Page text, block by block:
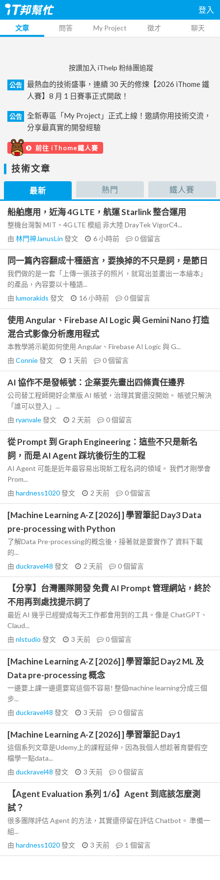
登入
文章 問答 My Project 徵才 聊天
按讚加入 iThelp 粉絲團追蹤
公告
最熱血的技術盛事，連續 30 天的修煉【2026 iThome 鐵
人賽】8 月 1 日賽事正式開啟！
公告
全新專區「My Project」正式上線！邀請你用技術交流，
分享最真實的開發經驗
前往 iThome鐵人賽
技術文章
最新 熱門 鐵人賽
船舶應用，近海 4G LTE，航運 Starlink 整合運用
整機台灣製 MIT，4G LTE 模組 非大陸 DrayTek VigorC4...
由 林門神JanusLin 發文 6 小時前 0個留言
同一篇內容翻成十種語言，要換掉的不只是詞，是節日
我們做的是一套「上傳一張孩子的照片，就寫出並畫出一本繪本」
的產品，內容要以十種語...
由 lumorakids 發文 16 小時前 0個留言
使用 Angular、Firebase AI Logic 與 Gemini Nano 打造
混合式影像分析應用程式
本教學將示範如何使用 Angular、Firebase AI Logic 與 G...
由 Connie發文 1 天前 0個留言
AI 協作不是發帳號：企業要先畫出四條責任邊界
公司替工程師開好企業版 AI 帳號，治理其實還沒開始。 帳號只解決
「誰可以登入」...
由 ryanvale發文 2 天前 0個留言
從 Prompt 到 Graph Engineering：這些不只是新名
詞，而是 AI Agent 踩坑後衍生的工程
AI Agent 可能是近年最容易出現新工程名詞的領域。 我們才剛學會
Prom...
由 hardness1020發文 2 天前 0個留言
[Machine Learning A-Z [2026] ] 學習筆記 Day3 Data
pre-processing with Python
了解Data Pre-processing的概念後，接著就是要實作了 資料下載
的...
由 duckravel48 發文 2 天前 0個留言
【分享】台灣團隊開發 免費 AI Prompt 管理網站，終於
不用再到處找提示詞了
最近 AI 幾乎已經變成每天工作都會用到的工具。像是 ChatGPT、
Claud...
由 nlstudio 發文 3 天前 0個留言
[Machine Learning A-Z [2026] ] 學習筆記 Day2 ML 及
Data pre-processing 概念
一邊要上課一邊還要寫這個不容易! 整個machine learning分成三個
步...
由 duckravel48 發文 3 天前 0個留言
[Machine Learning A-Z [2026] ] 學習筆記 Day1
這個系列文章是Udemy上的課程延伸，因為我個人想趁著育嬰假空
檔學一點data...
由 duckravel48 發文 3 天前 0個留言
【Agent Evaluation 系列 1/6】Agent 到底該怎麼測
試？
很多團隊評估 Agent 的方法，其實還停留在評估 Chatbot。 準備一
組...
由 hardness1020發文 3 天前 1 個留言